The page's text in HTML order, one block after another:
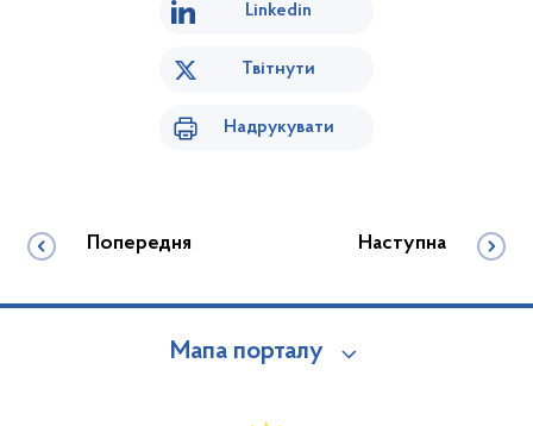
Linkedin
Твітнути
Надрукувати
Попередня Наступна
Мапа порталу